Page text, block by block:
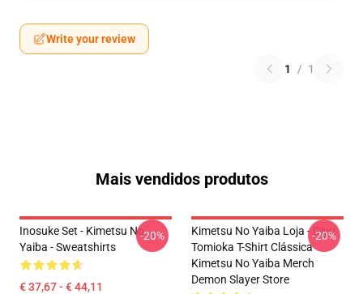
Write your review
1 / 1
Mais vendidos produtos
Inosuke Set - Kimetsu No
Yaiba - Sweatshirts
€ 37,67 - € 44,11
-20%
Kimetsu No Yaiba Loja - Giyu
Tomioka T-Shirt Clássica
Kimetsu No Yaiba Merch
Demon Slayer Store
-20%